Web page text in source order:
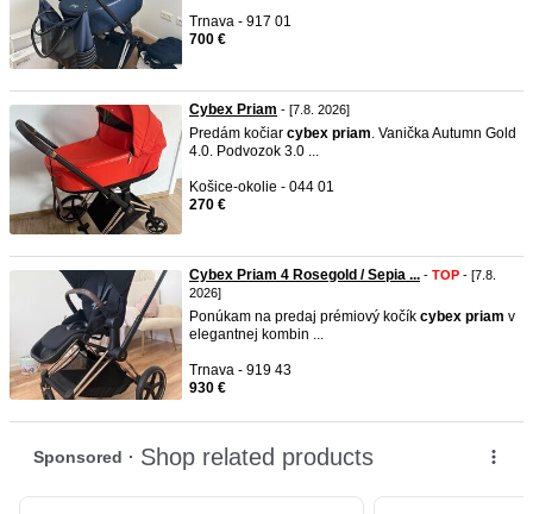
Trnava - 917 01
700 €
Cybex Priam - [7.8. 2026]
Predám kočiar cybex priam. Vanička Autumn Gold
4.0. Podvozok 3.0 ...
Košice-okolie - 044 01
270 €
Cybex Priam 4 Rosegold / Sepia ... - TOP - [7.8.
2026]
Ponúkam na predaj prémiový kočík cybex priam v
elegantnej kombin ...
Trnava - 919 43
930 €